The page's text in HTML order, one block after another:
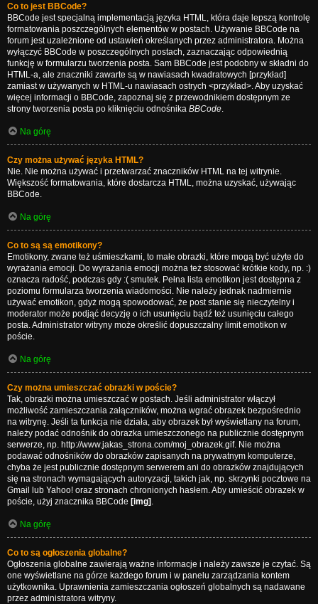
Co to jest BBCode?
BBCode jest specjalną implementacją języka HTML, która daje lepszą kontrolę
formatowania poszczególnych elementów w postach. Używanie BBCode na
forum jest uzależnione od ustawień określanych przez administratora. Można
wyłączyć BBCode w poszczególnych postach, zaznaczając odpowiednią
funkcję w formularzu tworzenia posta. Sam BBCode jest podobny w składni do
HTML-a, ale znaczniki zawarte są w nawiasach kwadratowych [przykład]
zamiast w używanych w HTML-u nawiasach ostrych <przykład>. Aby uzyskać
więcej informacji o BBCode, zapoznaj się z przewodnikiem dostępnym ze
strony tworzenia posta po kliknięciu odnośnika BBCode.
Na górę
Czy można używać języka HTML?
Nie. Nie można używać i przetwarzać znaczników HTML na tej witrynie.
Większość formatowania, które dostarcza HTML, można uzyskać, używając
BBCode.
Na górę
Co to są są emotikony?
Emotikony, zwane też uśmieszkami, to małe obrazki, które mogą być użyte do
wyrażania emocji. Do wyrażania emocji można też stosować krótkie kody, np. :)
oznacza radość, podczas gdy :( smutek. Pełna lista emotikon jest dostępna z
poziomu formularza tworzenia wiadomości. Nie należy jednak nadmiernie
używać emotikon, gdyż mogą spowodować, że post stanie się nieczytelny i
moderator może podjąć decyzję o ich usunięciu bądź też usunięciu całego
posta. Administrator witryny może określić dopuszczalny limit emotikon w
poście.
Na górę
Czy można umieszczać obrazki w poście?
Tak, obrazki można umieszczać w postach. Jeśli administrator włączył
możliwość zamieszczania załączników, można wgrać obrazek bezpośrednio
na witrynę. Jeśli ta funkcja nie działa, aby obrazek był wyświetlany na forum,
należy podać odnośnik do obrazka umieszczonego na publicznie dostępnym
serwerze, np. http://www.jakas_strona.com/moj_obrazek.gif. Nie można
podawać odnośników do obrazków zapisanych na prywatnym komputerze,
chyba że jest publicznie dostępnym serwerem ani do obrazków znajdujących
się na stronach wymagających autoryzacji, takich jak, np. skrzynki pocztowe na
Gmail lub Yahoo! oraz stronach chronionych hasłem. Aby umieścić obrazek w
poście, użyj znacznika BBCode [img].
Na górę
Co to są ogłoszenia globalne?
Ogłoszenia globalne zawierają ważne informacje i należy zawsze je czytać. Są
one wyświetlane na górze każdego forum i w panelu zarządzania kontem
użytkownika. Uprawnienia zamieszczania ogłoszeń globalnych są nadawane
przez administratora witryny.